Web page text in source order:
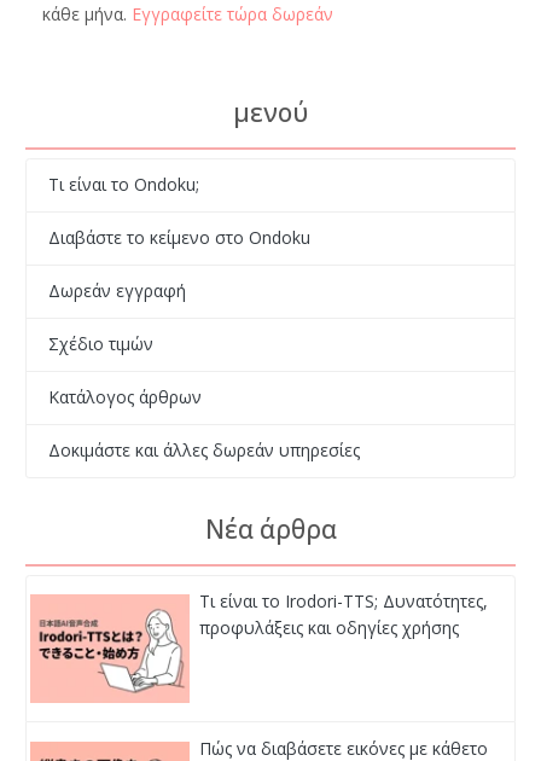
κάθε μήνα. Εγγραφείτε τώρα δωρεάν
μενού
Τι είναι το Ondoku;
Διαβάστε το κείμενο στο Ondoku
Δωρεάν εγγραφή
Σχέδιο τιμών
Κατάλογος άρθρων
Δοκιμάστε και άλλες δωρεάν υπηρεσίες
Νέα άρθρα
Τι είναι το Irodori-TTS; Δυνατότητες,
προφυλάξεις και οδηγίες χρήσης
Πώς να διαβάσετε εικόνες με κάθετο